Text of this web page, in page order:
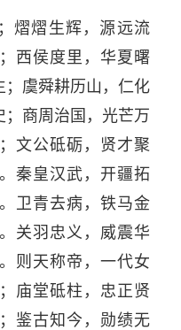
熠熠生辉，源远流
西侯度里，华夏曙
；虞舜耕历山，仁化
；商周治国，光芒万
文公砥砺，贤才聚
秦皇汉武，开疆拓
卫青去病，铁马金
关羽忠义，威震华
则天称帝，一代女
庙堂砥柱，忠正贤
鉴古知今，勋绩无